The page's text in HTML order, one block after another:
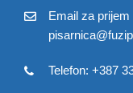
Email za
Telefon: +387